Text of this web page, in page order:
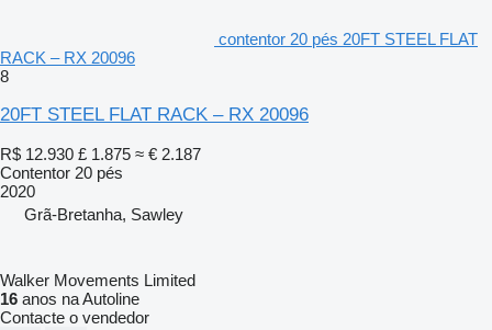
contentor 20 pés 20FT STEEL FLAT
RACK – RX 20096
8
20FT STEEL FLAT RACK – RX 20096
R$ 12.930 £ 1.875 ≈ € 2.187
Contentor 20 pés
2020
Grã-Bretanha, Sawley
Walker Movements Limited
16 anos na Autoline
Contacte o vendedor